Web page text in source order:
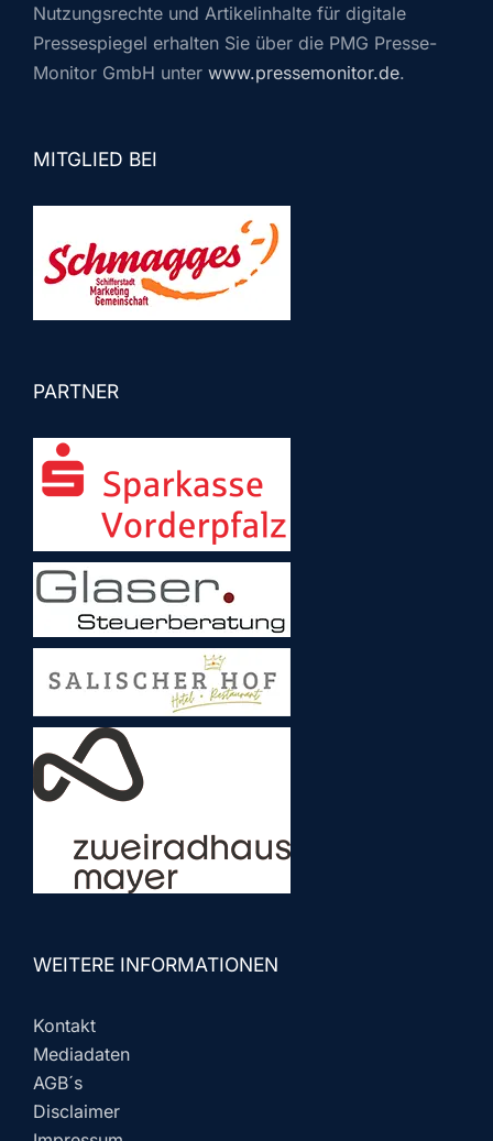
Nutzungsrechte und Artikelinhalte für digitale
Pressespiegel erhalten Sie über die PMG Presse-
Monitor GmbH unter www.pressemonitor.de.
MITGLIED BEI
PARTNER
WEITERE INFORMATIONEN
Kontakt
Mediadaten
AGB´s
Disclaimer